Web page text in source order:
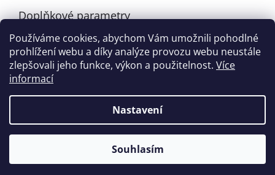
Používáme cookies, abychom Vám umožnili pohodlné
prohlížení webu a díky analýze provozu webu neustále
zlepšovali jeho funkce, výkon a použitelnost. Více
informací
Nastavení
Souhlasím
Doplňkové parametry
Kategorie: Catherine Rollin
EAN: 038081272276
Vytvořil Shoptet
houslovyklic.cz. Všechna práva vyhrazena.